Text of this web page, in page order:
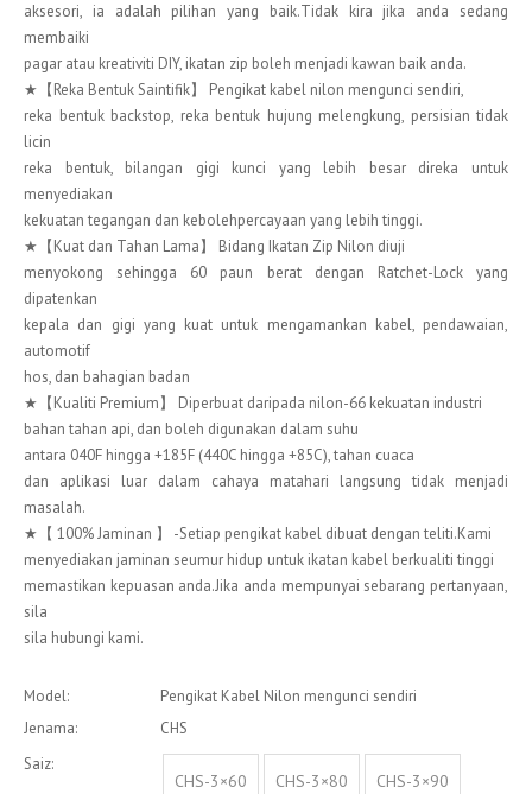
aksesori, ia adalah pilihan yang baik.Tidak kira jika anda sedang
membaiki
pagar atau kreativiti DIY, ikatan zip boleh menjadi kawan baik anda.
★【Reka Bentuk Saintifik】 Pengikat kabel nilon mengunci sendiri,
reka bentuk backstop, reka bentuk hujung melengkung, persisian tidak
licin
reka bentuk, bilangan gigi kunci yang lebih besar direka untuk
menyediakan
kekuatan tegangan dan kebolehpercayaan yang lebih tinggi.
★【Kuat dan Tahan Lama】 Bidang Ikatan Zip Nilon diuji
menyokong sehingga 60 paun berat dengan Ratchet-Lock yang
dipatenkan
kepala dan gigi yang kuat untuk mengamankan kabel, pendawaian,
automotif
hos, dan bahagian badan
★【Kualiti Premium】 Diperbuat daripada nilon-66 kekuatan industri
bahan tahan api, dan boleh digunakan dalam suhu
antara 040F hingga +185F (440C hingga +85C), tahan cuaca
dan aplikasi luar dalam cahaya matahari langsung tidak menjadi
masalah.
★【 100% Jaminan 】 -Setiap pengikat kabel dibuat dengan teliti.Kami
menyediakan jaminan seumur hidup untuk ikatan kabel berkualiti tinggi
memastikan kepuasan anda.Jika anda mempunyai sebarang pertanyaan,
sila
sila hubungi kami.
Model:
Pengikat Kabel Nilon mengunci sendiri
Jenama:
CHS
Saiz:
CHS-3×60 CHS-3×80 CHS-3×90